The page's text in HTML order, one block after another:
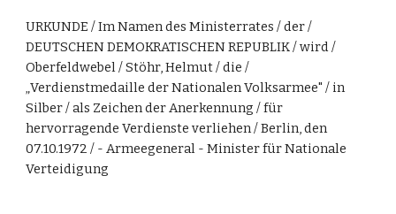
URKUNDE / Im Namen des Ministerrates / der /
DEUTSCHEN DEMOKRATISCHEN REPUBLIK / wird /
Oberfeldwebel / Stöhr, Helmut / die /
„Verdienstmedaille der Nationalen Volksarmee" / in
Silber / als Zeichen der Anerkennung / für
hervorragende Verdienste verliehen / Berlin, den
07.10.1972 / - Armeegeneral - Minister für Nationale
Verteidigung